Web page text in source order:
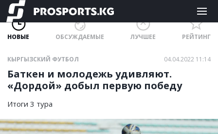
НОВЫЕ ОБСУЖДАЕМЫЕ ЛУЧШЕЕ РЕЙТИНГ
КЫРГЫЗСКИЙ ФУТБОЛ 04.04.2022 11:14
Баткен и молодежь удивляют.
«Дордой» добыл первую победу
Итоги 3 тура